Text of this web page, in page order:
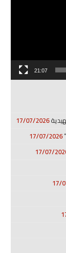
21:07
17/07/2026
17/07/2026
17/07/
17/